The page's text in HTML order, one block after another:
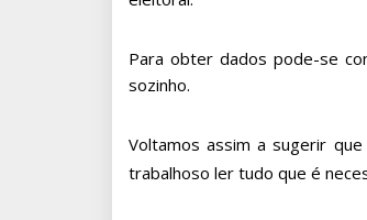
Para obter dados pode-se
sozinho.
Voltamos assim a sugerir que
trabalhoso ler tudo que é